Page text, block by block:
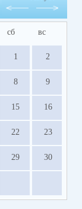
сб вс
1 2
8 9
15 16
22 23
29 30